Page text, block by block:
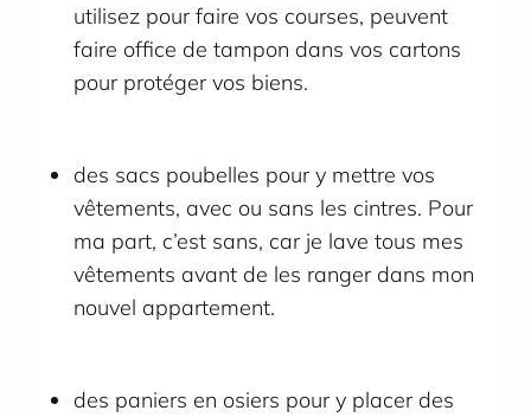
utilisez pour faire vos courses, peuvent
faire office de tampon dans vos cartons
pour protéger vos biens.
des sacs poubelles pour y mettre vos
vêtements, avec ou sans les cintres. Pour
ma part, c’est sans, car je lave tous mes
vêtements avant de les ranger dans mon
nouvel appartement.
des paniers en osiers pour y placer des